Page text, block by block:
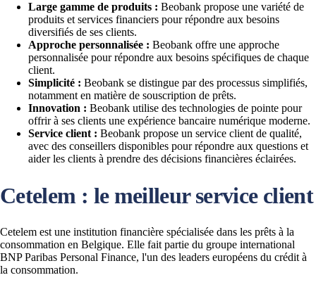
Large gamme de produits : Beobank propose une variété de
produits et services financiers pour répondre aux besoins
diversifiés de ses clients.
Approche personnalisée : Beobank offre une approche
personnalisée pour répondre aux besoins spécifiques de chaque
client.
Simplicité : Beobank se distingue par des processus simplifiés,
notamment en matière de souscription de prêts.
Innovation : Beobank utilise des technologies de pointe pour
offrir à ses clients une expérience bancaire numérique moderne.
Service client : Beobank propose un service client de qualité,
avec des conseillers disponibles pour répondre aux questions et
aider les clients à prendre des décisions financières éclairées.
Cetelem : le meilleur service client
Cetelem est une institution financière spécialisée dans les prêts à la
consommation en Belgique. Elle fait partie du groupe international
BNP Paribas Personal Finance, l'un des leaders européens du crédit à
la consommation.